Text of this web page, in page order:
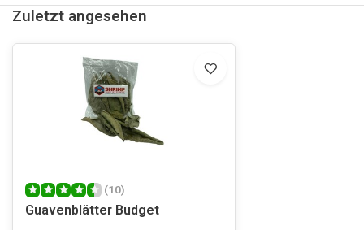
Zuletzt angesehen
(10)
Guavenblätter Budget